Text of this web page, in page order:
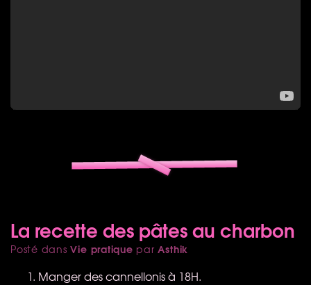
La recette des pâtes au charbon
Posté dansVie pratique parAsthik
Manger des cannellonis à 18H.